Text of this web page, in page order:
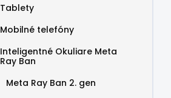
Tablety
Mobilné telefóny
Inteligentné Okuliare Meta
Ray Ban
Meta Ray Ban 2. gen